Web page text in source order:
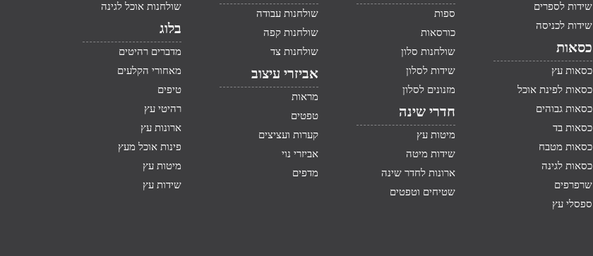
שידות לספרים
שידות לכניסה
כסאות
כסאות עץ
כסאות לפינת אוכל
כסאות גבוהים
כסאות בד
כסאות מטבח
כסאות לגינה
שרפרפים
ספסלי עץ
ספות
כורסאות
שולחנות סלון
שידות לסלון
מזנונים לסלון
חדרי שינה
מיטות עץ
שידות מיטה
ארונות לחדר שינה
שטיחים וטפטים
שולחנות עבודה
שולחנות קפה
שולחנות צד
אביזרי עיצוב
מראות
טפטים
קערות ועציצים
אביזרי נוי
מדפים
שולחנות אוכל לגינה
בלוג
מדברים רהיטים
מאחורי הקלעים
טיפים
רהיטי עץ
ארונות עץ
פינות אוכל מעץ
מיטות עץ
שידות עץ